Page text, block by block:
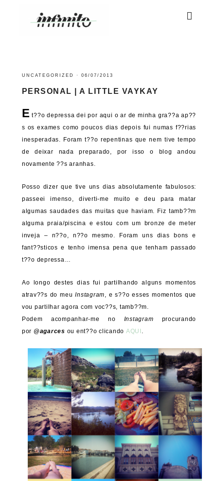
UNCATEGORIZED · 06/07/2013
PERSONAL | A LITTLE VAYKAY
E t??o depressa dei por aqui o ar de minha gra??a ap??
s os exames como poucos dias depois fui numas f??rias
inesperadas. Foram t??o repentinas que nem tive tempo
de deixar nada preparado, por isso o blog andou
novamente ??s aranhas.
Posso dizer que tive uns dias absolutamente fabulosos:
passeei imenso, diverti-me muito e deu para matar
algumas saudades das muitas que haviam. Fiz tamb??m
alguma praia/piscina e estou com um bronze de meter
inveja – n??o, n??o mesmo. Foram uns dias bons e
fant??sticos e tenho imensa pena que tenham passado
t??o depressa…
Ao longo destes dias fui partilhando alguns momentos
atrav??s do meuInstagram, e s??o esses momentos que
vou partilhar agora com voc??s, tamb??m.
Podem acompanhar-me no Instagram procurando
por @agarces ou ent??o clicando AQUI .